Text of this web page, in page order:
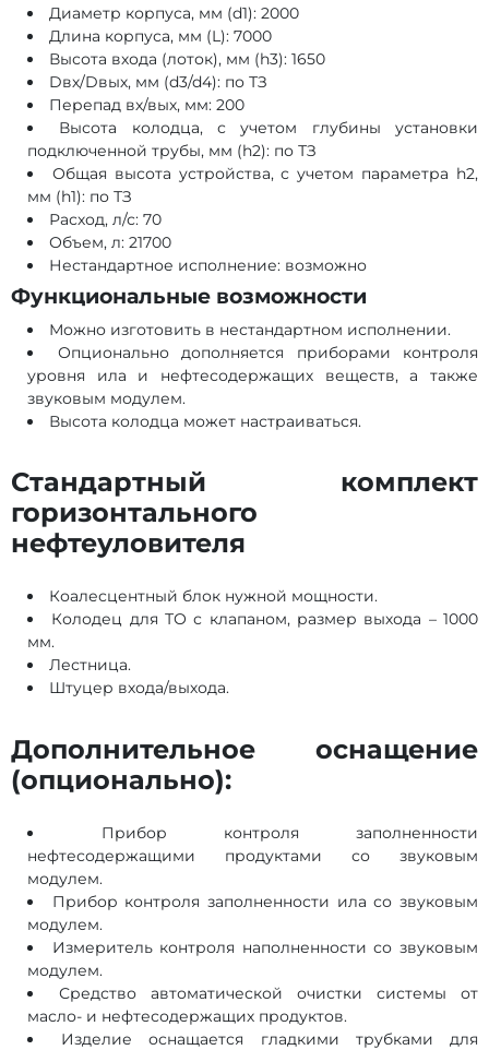
Диаметр корпуса, мм (d1): 2000
Длина корпуса, мм (L): 7000
Высота входа (лоток), мм (h3): 1650
Dвх/Dвых, мм (d3/d4): по ТЗ
Перепад вх/вых, мм: 200
Высота колодца, с учетом глубины установки
подключенной трубы, мм (h2): по ТЗ
Общая высота устройства, с учетом параметра h2,
мм (h1): по ТЗ
Расход, л/с: 70
Объем, л: 21700
Нестандартное исполнение: возможно
Функциональные возможности
Можно изготовить в нестандартном исполнении.
Опционально дополняется приборами контроля
уровня ила и нефтесодержащих веществ, а также
звуковым модулем.
Высота колодца может настраиваться.
Стандартный комплект
горизонтального
нефтеуловителя
Коалесцентный блок нужной мощности.
Колодец для ТО с клапаном, размер выхода – 1000
мм.
Лестница.
Штуцер входа/выхода.
Дополнительное оснащение
(опционально):
Прибор контроля заполненности
нефтесодержащими продуктами со звуковым
модулем.
Прибор контроля заполненности ила со звуковым
модулем.
Измеритель контроля наполненности со звуковым
модулем.
Средство автоматической очистки системы от
масло- и нефтесодержащих продуктов.
Изделие оснащается гладкими трубками для